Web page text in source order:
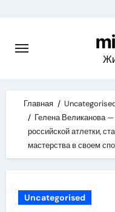
content
Главная
Гелена Великанова
российской атлетки,
мастерства в своем
Uncategorised